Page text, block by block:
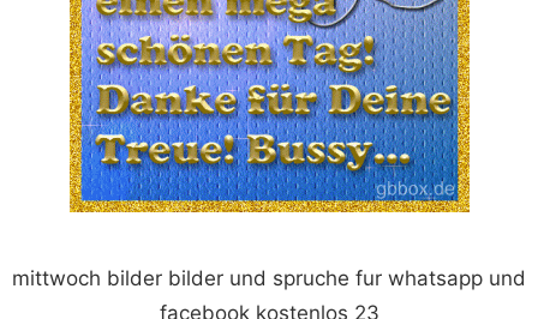
mittwoch bilder bilder und spruche fur whatsapp und
facebook kostenlos 23